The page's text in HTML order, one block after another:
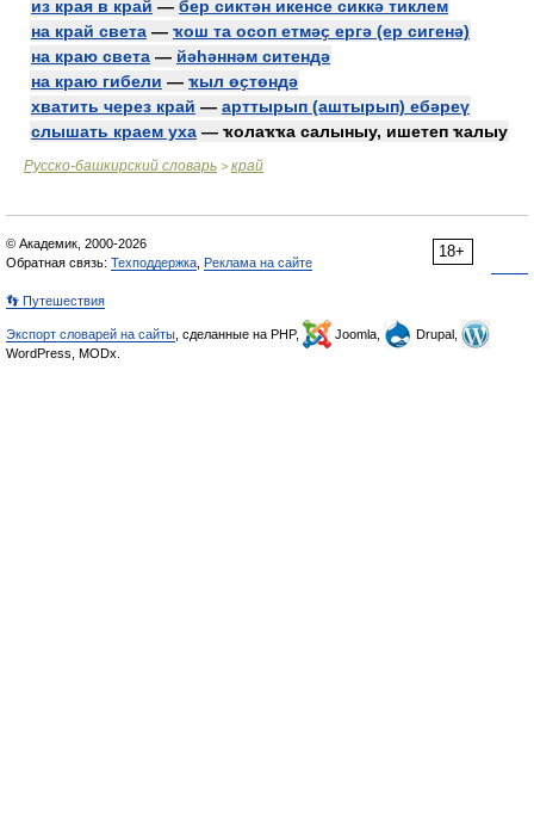
из края в край — бер сиктән икенсе сиккә тиклем
на край света — ҡош та осоп етмәҫ ергә (ер сигенә)
на краю света — йәһәннәм ситендә
на краю гибели — ҡыл өҫтөндә
хватить через край — арттырып (аштырып) ебәреү
слышать краем уха — ҡолаҡҡа салыныу, ишетеп ҡалыу
Русско-башкирский словарь > край
18+
© Академик, 2000-2026
Обратная связь: Техподдержка Реклама на сайте
👣 Путешествия
Экспорт словарей на сайты , сделанные на PHP, Joomla,
Drupal,
WordPress, MODx.